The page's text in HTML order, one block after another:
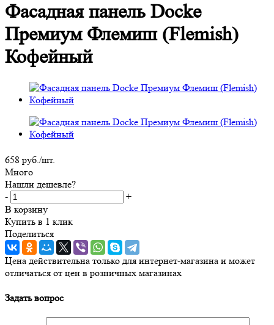
Фасадная панель Docke
Премиум Флемиш (Flemish)
Кофейный
658 руб./шт.
Много
Нашли дешевле?
-
+
В корзину
Купить в 1 клик
Поделиться
Цена действительна только для интернет-магазина и может
отличаться от цен в розничных магазинах
Задать вопрос